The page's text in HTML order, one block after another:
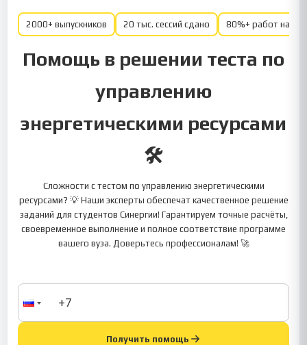
2000+ выпускников 20 тыс. сессий сдано 80%+ работ на
Помощь в решении теста по
управлению
энергетическими ресурсами
🛠️
Сложности с тестом по управлению энергетическими
ресурсами? 💡 Наши эксперты обеспечат качественное решение
заданий для студентов Синергии! Гарантируем точные расчёты,
своевременное выполнение и полное соответствие программе
вашего вуза. Доверьтесь профессионалам! 🚀
Получить помощь